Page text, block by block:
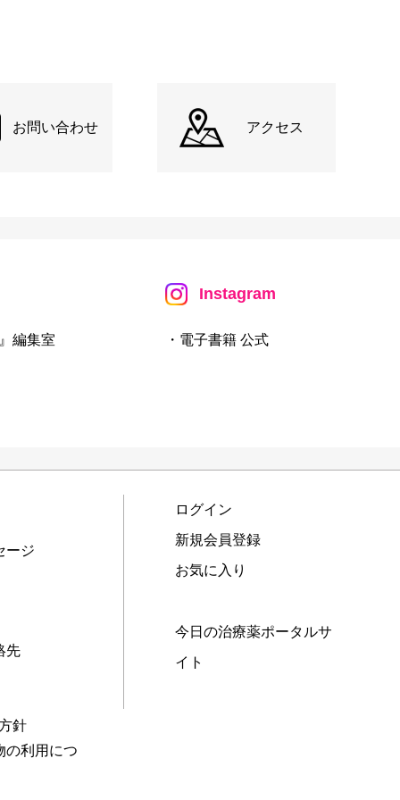
お問い合わせ アクセス
編集室
Instagram
・電子書籍 公式
ージ
先
針
の利用につ
ログイン
新規会員登録
お気に入り
今日の治療薬ポータルサ
イト